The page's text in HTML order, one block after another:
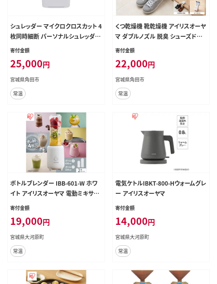
シュレッダー マイクロクロスカット 4
枚同時細断 パーソナルシュレッダー
細密 ホームシュレッダー アイリスオ
紙 細断 PS-A4M-Wホワイト
寄付金額
25,000円
宮城県角田市
常温
くつ乾燥機 靴乾燥機 アイリスオーヤ
マ ダブルノズル 脱臭 シューズドラ
イヤー カラリエ オゾン コンパクト
ー シューズ くつ 便利 冬 梅雨 靴乾
燥機脱臭 おすすめ 人気 アイリス SD
-C2-W
寄付金額
22,000円
宮城県角田市
常温
ボトルブレンダー IBB-601-W ホワ
イト アイリスオーヤマ 電動ミキサー
ジュースミキサー ミキサー ボトル
ジューサー ブレンダー 氷も砕ける
食欲の秋特集
寄付金額
19,000円
宮城県大河原町
常温
電気ケトルIBKT-800-Hウォームグレ
ー アイリスオーヤマ
寄付金額
14,000円
宮城県大河原町
常温